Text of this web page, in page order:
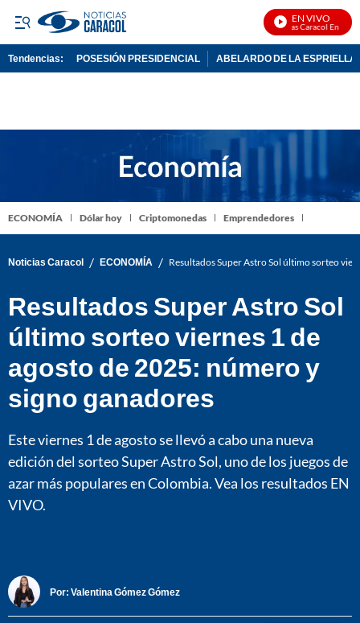
EN VIVO
Noticias Caracol En Vivo
Tendencias: POSESIÓN PRESIDENCIAL ABELARDO DE LA ESPRIELLA
ECONOMÍA Dólar hoy Criptomonedas Emprendedores
Noticias Caracol / ECONOMÍA / Resultados Super Astro Sol último sorteo
Resultados Super Astro Sol
último sorteo viernes 1 de
agosto de 2025: número y
signo ganadores
Este viernes 1 de agosto se llevó a cabo una nueva
edición del sorteo Super Astro Sol, uno de los juegos de
azar más populares en Colombia. Vea los resultados EN
VIVO.
Por: Valentina Gómez Gómez